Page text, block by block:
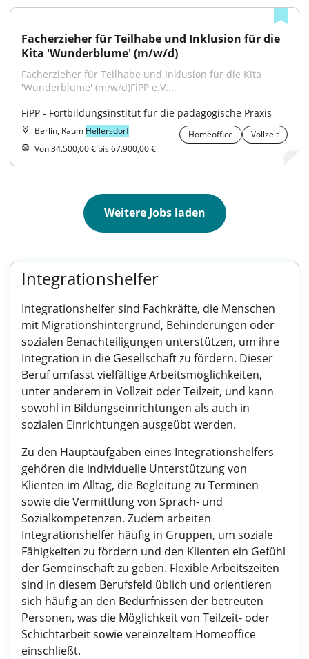
Facherzieher für Teilhabe und Inklusion für die
Kita 'Wunderblume' (m/w/d)
Facherzieher für Teilhabe und Inklusion für die Kita
'Wunderblume' (m/w/d)FiPP e.V....
FiPP - Fortbildungsinstitut für die pädagogische Praxis
Berlin, Raum Hellersdorf Homeoffice
Vollzeit
Von 34.500,00 € bis 67.900,00 €
Weitere Jobs laden
Integrationshelfer
Integrationshelfer sind Fachkräfte, die Menschen
mit Migrationshintergrund, Behinderungen oder
sozialen Benachteiligungen unterstützen, um ihre
Integration in die Gesellschaft zu fördern. Dieser
Beruf umfasst vielfältige Arbeitsmöglichkeiten,
unter anderem in Vollzeit oder Teilzeit, und kann
sowohl in Bildungseinrichtungen als auch in
sozialen Einrichtungen ausgeübt werden.
Zu den Hauptaufgaben eines Integrationshelfers
gehören die individuelle Unterstützung von
Klienten im Alltag, die Begleitung zu Terminen
sowie die Vermittlung von Sprach- und
Sozialkompetenzen. Zudem arbeiten
Integrationshelfer häufig in Gruppen, um soziale
Fähigkeiten zu fördern und den Klienten ein Gefühl
der Gemeinschaft zu geben. Flexible Arbeitszeiten
sind in diesem Berufsfeld üblich und orientieren
sich häufig an den Bedürfnissen der betreuten
Personen, was die Möglichkeit von Teilzeit- oder
Schichtarbeit sowie vereinzeltem Homeoffice
einschließt.